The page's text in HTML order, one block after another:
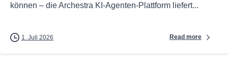
können – die Archestra KI-Agenten-Plattform liefert...
1. Juli 2026 Read more